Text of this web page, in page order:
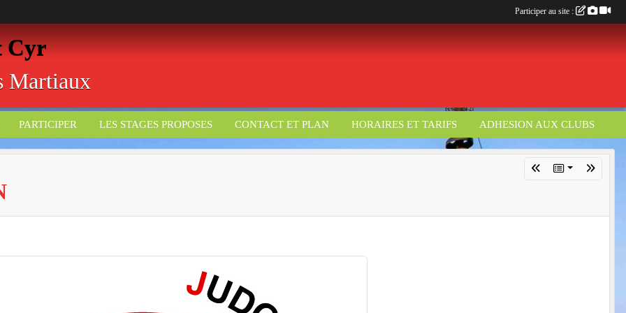
Cyr
Martiaux
PARTICIPER LES STAGES PROPOSES CONTACT ET PLAN HORAIRES ET TARIFS ADHESION AUX CLUBS
Participer au site :